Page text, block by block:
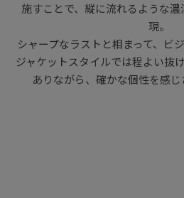
施すことで、縦に流れるような
現。
シャープなラストと相まって、ビ
ジャケットスタイルでは程よい抜
ありながら、確かな個性を感じ